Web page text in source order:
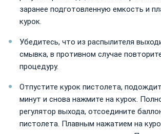
заранее подготовленную емкость и
курок.
Убедитесь, что из распылителя
смывка, в противном случае
процедуру.
Отпустите курок пистолета,
минут и снова нажмите на курок.
регулятор выхода, отсоедините
пистолета. Плавным нажатием на